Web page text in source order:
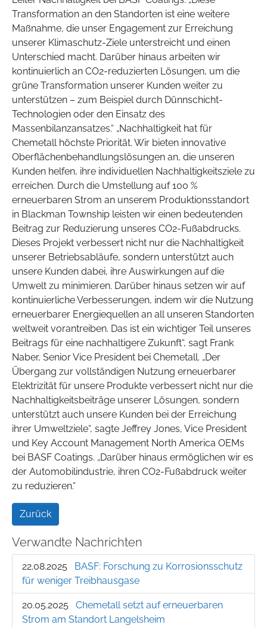
Transformation an den Standorten ist eine weitere
Maßnahme, die unser Engagement zur Erreichung
unserer Klimaschutz-Ziele unterstreicht und einen
Unterschied macht. Darüber hinaus arbeiten wir
kontinuierlich an CO2-reduzierten Lösungen, um die
grüne Transformation unserer Kunden weiter zu
unterstützen – zum Beispiel durch Dünnschicht-
Technologien oder den Einsatz des
Massenbilanzansatzes.“ „Nachhaltigkeit hat für
Chemetall höchste Priorität. Wir bieten innovative
Oberflächenbehandlungslösungen an, die unseren
Kunden helfen, ihre individuellen Nachhaltigkeitsziele zu
erreichen. Durch die Umstellung auf 100 %
erneuerbaren Strom an unserem Produktionsstandort
in Blackman Township leisten wir einen bedeutenden
Beitrag zur Reduzierung unseres CO2-Fußabdrucks.
Dieses Projekt verbessert nicht nur die Nachhaltigkeit
unserer Betriebsabläufe, sondern unterstützt auch
unsere Kunden dabei, ihre Auswirkungen auf die
Umwelt zu minimieren. Darüber hinaus setzen wir auf
kontinuierliche Verbesserungen, indem wir die Nutzung
erneuerbarer Energiequellen an all unseren Standorten
weltweit vorantreiben. Das ist ein wichtiger Teil unseres
Beitrags für eine nachhaltigere Zukunft“, sagt Frank
Naber, Senior Vice President bei Chemetall. „Der
Übergang zur vollständigen Nutzung erneuerbarer
Elektrizität für unsere Produkte verbessert nicht nur die
Nachhaltigkeitsbeiträge unserer Lösungen, sondern
unterstützt auch unsere Kunden bei der Erreichung
ihrer Umweltziele“, sagte Jeffrey Jones, Vice President
und Key Account Management North America OEMs
bei BASF Coatings. „Darüber hinaus ermöglichen wir es
der Automobilindustrie, ihren CO2-Fußabdruck weiter
zu reduzieren.“
Zurück
Verwandte Nachrichten
22.08.2025
BASF: Forschung zu Korrosionsschutz
für weniger Treibhausgase
20.05.2025
Chemetall setzt auf erneuerbaren
Strom am Standort Langelsheim